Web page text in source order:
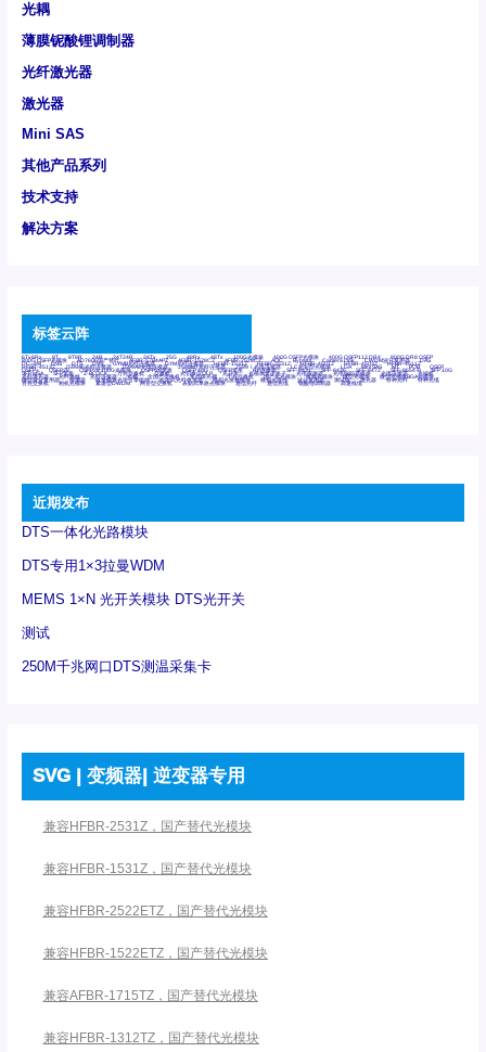
光耦
薄膜铌酸锂调制器
光纤激光器
激光器
Mini SAS
其他产品系列
技术支持
解决方案
标签云阵
6Tx6Rx 8T 8T8R 24R 24T24R 24Tx 25G 48Rx 48Tx 100G光模块 400G OSFP光模块 400G QSFP112 DR4 800G DR8 OSFP
800G OSFP光模块 AD7606国产替代 AFBR-57B4APZ AFBR-1528CZ AFBR-2528CZ AOC Bypass Camera Link CWDM波分复用器 DAS
DC~4M DSS DTS DVS GYMB光纤连接器 GYM光纤连接器 HFBR-1531Z HFBR-2531Z HFBR-4501Z HFBR-4503Z HFBR-4511Z
HFBR-4513Z J599A6光纤连接器 J599A8光电连接器 J599MT光纤连接器 J599Ⅰ光电连接器 LC超短型光模块 LGA Mini SAS MT POB QSFP
QSFP+ QSFP28 QSFP28 100G光模块 QSFP28笼座 QSFP 40G QSFP笼座 RP连接器 SFF-8431 SFF-8436 SFF-8472 SFF-8654 4i SFP 10G
SFP MSA SFP笼座 Z-BLOCK 万兆交换机 交换机 光切换仪OLP 光开关 光模块笼子座子 光电探测器 光电编码器模块 光电连接器 光端机
光纤激光器 光纤跳线 光纤连接器 光耦 全国产交换机 军品级光耦 千兆交换机 国产化光模块 射频光模块 微型光模块 微型可插拔BGA光模块
微型波分复用器 探测器 收发模块光学引擎组件 机架式光纤收发器 模拟光发射模块 模拟光器件 波分复用器 测试版 激光器 特种光纤 特种光缆
百兆交换机 相机光模块 紧凑型DWDM 网管型交换机 表贴式单路光模块 通信光纤 通信光缆 铌酸锂调制器 高速线缆
近期发布
DTS一体化光路模块
DTS专用1×3拉曼WDM
MEMS 1×N 光开关模块 DTS光开关
测试
250M千兆网口DTS测温采集卡
SVG | 变频器| 逆变器专用
兼容HFBR-2531Z，国产替代光模块
兼容HFBR-1531Z，国产替代光模块
兼容HFBR-2522ETZ，国产替代光模块
兼容HFBR-1522ETZ，国产替代光模块
兼容AFBR-1715TZ，国产替代光模块
兼容HFBR-1312TZ，国产替代光模块